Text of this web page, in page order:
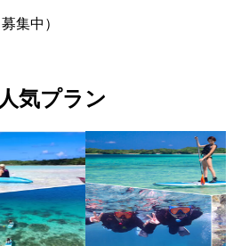
集中）
気プラン